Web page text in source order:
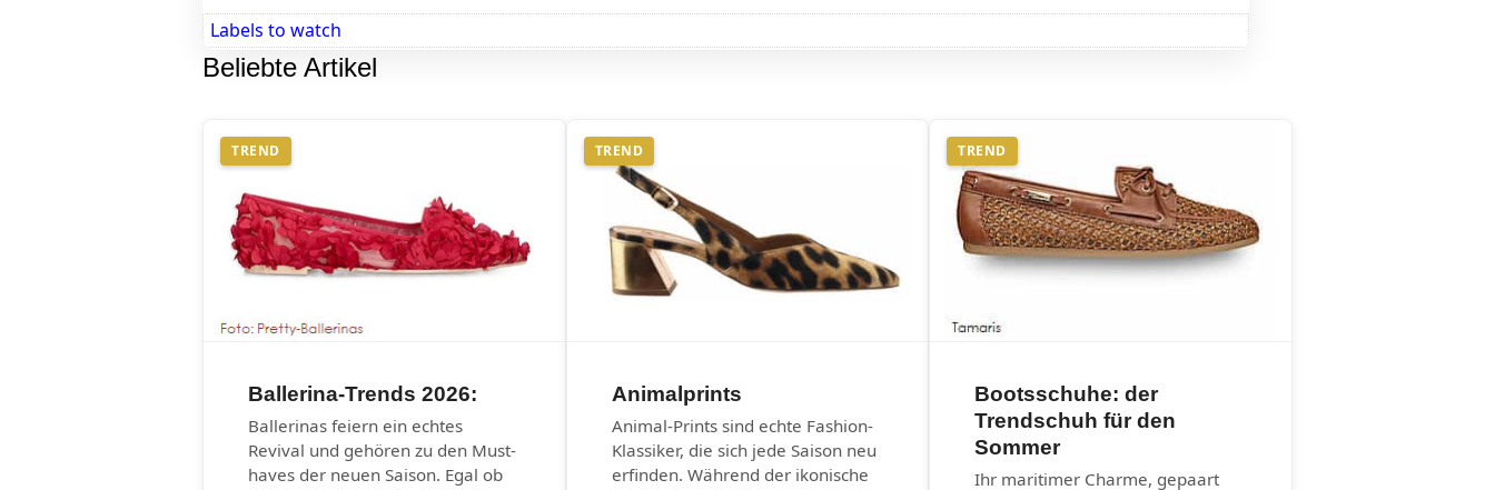
Labels to watch
Beliebte Artikel
TREND
Ballerina-Trends 2026:
Ballerinas feiern ein echtes
Revival und gehören zu den Must-
haves der neuen Saison. Egal ob
TREND
Animalprints
Animal-Prints sind echte Fashion-
Klassiker, die sich jede Saison neu
erfinden. Während der ikonische
TREND
Bootsschuhe: der
Trendschuh für den
Sommer
Ihr maritimer Charme, gepaart